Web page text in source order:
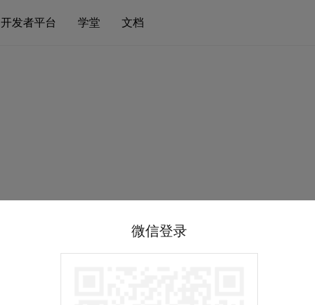
开发者平台 学堂 文档
微信登录